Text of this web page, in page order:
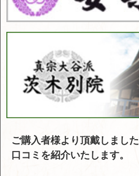
ご購入者様より頂戴しました
口コミを紹介いたします。